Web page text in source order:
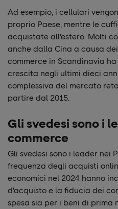
Ad esempio, i cellulari
proprio Paese, mentre le
acquistate all'estero. Molti
anche dalla Cina a causa
commerce in Scandinavia
crescita negli ultimi dieci
complessiva del mercato
partire dal 2015.
Gli svedesi sono i
commerce
Gli svedesi sono i leader nei
frequenza degli acquisti
economici nel 2024 hanno
d'acquisto e la fiducia dei
spesa sia per i beni di prima